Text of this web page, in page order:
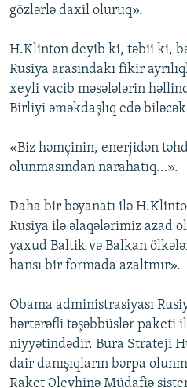
gözlərlə daxil oluruq».
H.Klinton deyib ki, təbii ki,
Rusiya arasındakı fikir
xeyli vacib məsələlərin
Birliyi əməkdaşlıq edə
«Biz həmçinin, enerjidən
olunmasından narahatıq…».
Daha bir bəyanatı ilə
Rusiya ilə əlaqələrimiz azad
yaxud Baltik və Balkan
hansı bir formada azaltmır».
Obama administrasiyası
hərtərəfli təşəbbüslər paketi
niyyətindədir. Bura Strateji
dair danışıqların bərpa
Raket Əleyhinə Müdafiə